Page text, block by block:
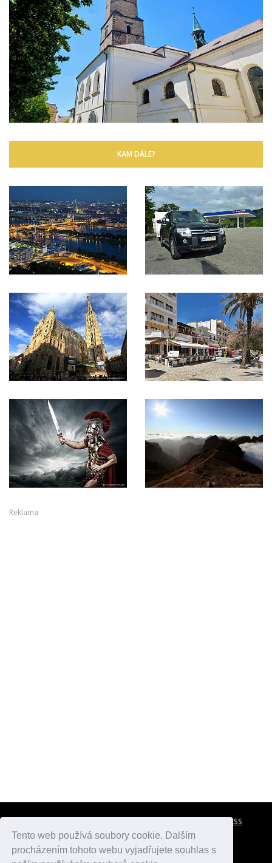
Tento web používá soubory cookie. Dalším
procházením tohoto webu vyjadřujete souhlas s
KAM DÁLE?
Reklama
RSS
atlaspamatek.info